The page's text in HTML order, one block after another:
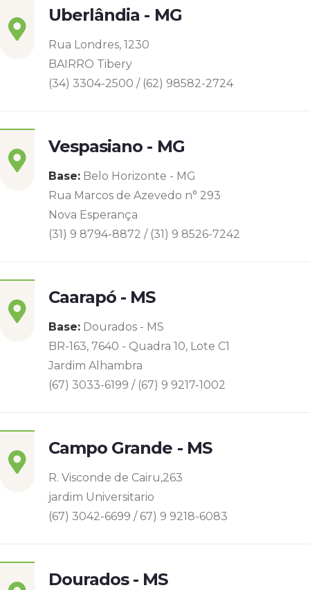
Uberlândia - MG
Rua Londres, 1230
BAIRRO Tibery
(34) 3304-2500 / (62) 98582-2724
Vespasiano - MG
Base: Belo Horizonte - MG
Rua Marcos de Azevedo n° 293
Nova Esperança
(31) 9 8794-8872 / (31) 9 8526-7242
Caarapó - MS
Base: Dourados - MS
BR-163, 7640 - Quadra 10, Lote C1
Jardim Alhambra
(67) 3033-6199 / (67) 9 9217-1002
Campo Grande - MS
R. Visconde de Cairu,263
jardim Universitario
(67) 3042-6699 / 67) 9 9218-6083
Dourados - MS